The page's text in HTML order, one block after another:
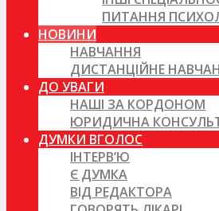
ПИТАННЯ
НОВИНИ
НАВЧАННЯ
ДИСТАНЦІЙНЕ
ДО УВАГИ
НАШІ ЗА КОРДОНОМ
ЮРИДИЧНА
ДУМКИ ВГОЛОС
ІНТЕРВ’Ю
Є ДУМКА
ВІД РЕДАКТОРА